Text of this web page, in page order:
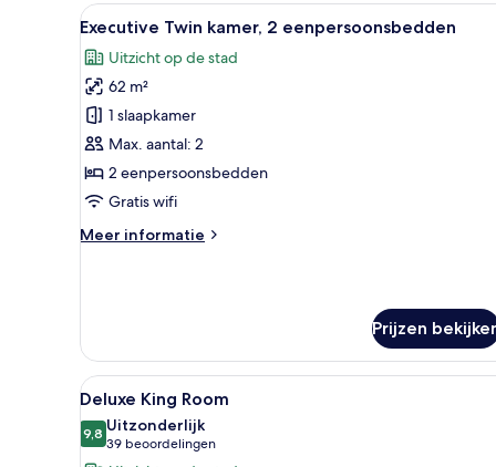
kingsize
Alle
foto's
voor
Executive
Twin
kamer,
2
eenpersoonsbedden
Een moderne hotelkamer
7
Executive Twin kamer, 2 eenpersoonsbedden
Uitzicht op de stad
62 m²
1 slaapkamer
Max. aantal: 2
2 eenpersoonsbedden
Gratis wifi
Meer informatie
Meer
2
eenpersoonsbedden
Prijzen
Alle
foto's
voor
Een moderne hotelkamer
6
Deluxe King Room
9,89,8 van 10
Uitzonderlijk
39 beoordelingen
(39